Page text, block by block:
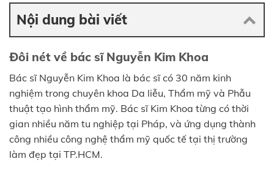
Nội dung bài viết
Đôi nét về bác sĩ Nguyễn Kim Khoa
Bác sĩ Nguyễn Kim Khoa là bác sĩ có 30 năm kinh
nghiệm trong chuyên khoa Da liễu, Thẩm mỹ và Phẫu
thuật tạo hình thẩm mỹ. Bác sĩ Kim Khoa từng có thời
gian nhiều năm tu nghiệp tại Pháp, và ứng dụng thành
công nhiều công nghệ thẩm mỹ quốc tế tại thị trường
làm đẹp tại TP.HCM.